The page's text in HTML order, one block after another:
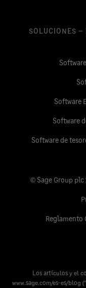
SOLUCIONES –
Software
Software
Software de
© Sage Group plc
Reglamento
Los artículos y el
www.sage.com/es-es/blog